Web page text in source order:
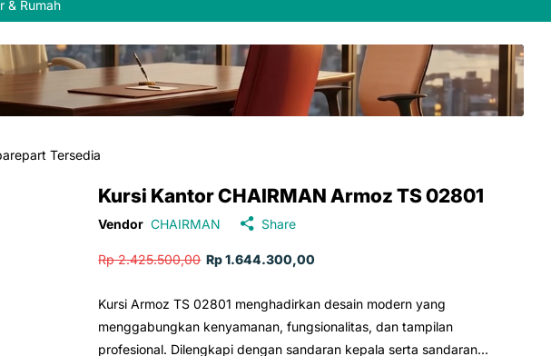
& Rumah
Tersedia
Kursi Kantor CHAIRMAN Armoz TS 02801
Vendor CHAIRMAN Share
Rp 2.425.500,00Rp 1.644.300,00
Kursi Armoz TS 02801 menghadirkan desain modern yang
menggabungkan kenyamanan, fungsionalitas, dan tampilan
profesional. Dilengkapi dengan sandaran kepala serta sandaran...